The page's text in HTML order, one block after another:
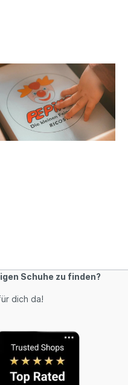
Schuhe zu finden?
dich da!